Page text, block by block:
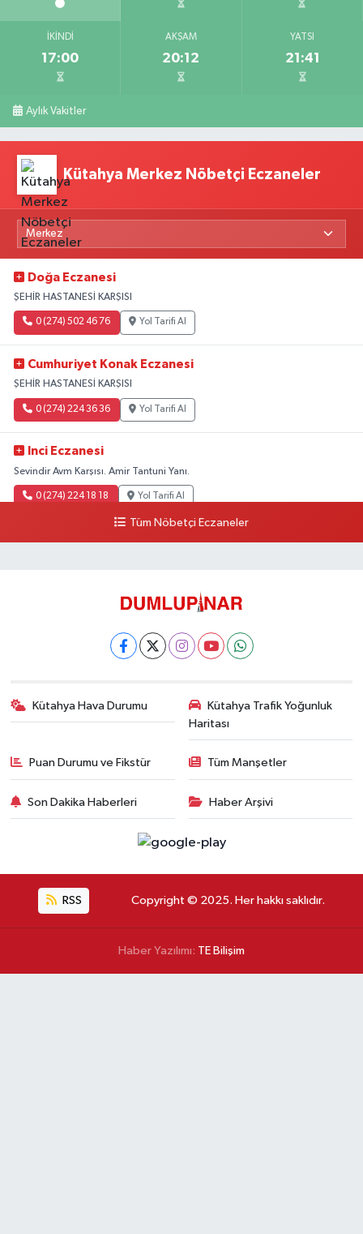
İKINDI
17:00
AKŞAM
20:12
YATSI
21:41
Aylık Vakitler
Kütahya Merkez Nöbetçi Eczaneler
Doğa Eczanesi
ŞEHİR HASTANESİ KARŞISI
0 (274) 502 46 76 Yol Tarifi Al
Cumhuriyet Konak Eczanesi
ŞEHİR HASTANESİ KARŞISI
0 (274) 224 36 36 Yol Tarifi Al
Inci Eczanesi
Sevindir Avm Karşısı. Amir Tantuni Yanı.
0 (274) 224 18 18 Yol Tarifi Al
Tüm Nöbetçi Eczaneler
Kütahya Hava Durumu
Kütahya Trafik Yoğunluk
Haritası
Puan Durumu ve Fikstür Tüm Manşetler
Son Dakika Haberleri Haber Arşivi
RSS Copyright © 2025. Her hakkı saklıdır.
Haber Yazılımı: TE Bilişim